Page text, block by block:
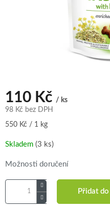
110 Kč / ks
98 Kč bez DPH
Měrná
550 Kč / 1 kg
Skladem (3 ks)
Možnosti doručení
Přidat